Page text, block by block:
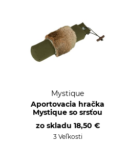
Mystique
Aportovacia hračka
Mystique so srsťou
zo skladu 18,50 €
3 Veľkosti